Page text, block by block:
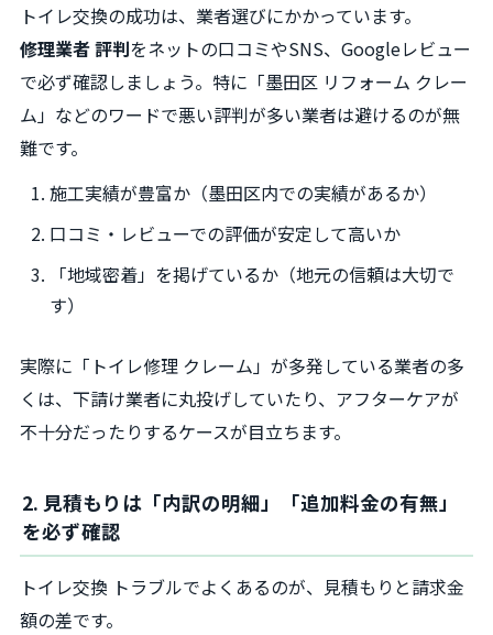
トイレ交換の成功は、業者選びにかかっています。
修理業者 評判をネットの口コミやSNS、Googleレビュー
で必ず確認しましょう。特に「墨田区 リフォーム クレー
ム」などのワードで悪い評判が多い業者は避けるのが無
難です。
施工実績が豊富か（墨田区内での実績があるか）
口コミ・レビューでの評価が安定して高いか
「地域密着」を掲げているか（地元の信頼は大切で
す）
実際に「トイレ修理 クレーム」が多発している業者の多
くは、下請け業者に丸投げしていたり、アフターケアが
不十分だったりするケースが目立ちます。
2. 見積もりは「内訳の明細」「追加料金の有無」
を必ず確認
トイレ交換 トラブルでよくあるのが、見積もりと請求金
額の差です。